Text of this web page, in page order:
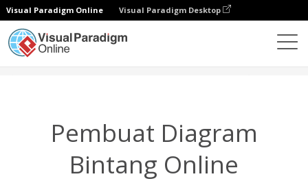
Visual Paradigm Online Visual Paradigm Desktop
Pembuat Diagram
Bintang Online